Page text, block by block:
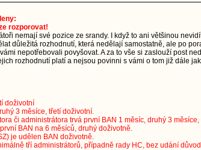
rozporovat!
nemají své pozice ze srandy. I když to ani většinou
důležitá rozhodnutí, která nedělají samostatně, ale po
nepotřebovali povyšovat. A za to vše si zaslouží post
rozhodnutí platí a nejsou povinni s vámi o tom již dále
doživotní
3 měsíce, třetí doživotní.
či administrátora trvá první BAN 1 měsíc, druhý 3
BAN na 6 měsíců, druhý doživotně.
je udělen BAN doživotně.
tří administrátorů, případně rady HC, bez udání